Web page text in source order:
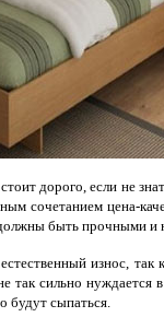
дорого, если не
сочетанием цена-
быть прочными и
износ, так
так сильно нуждается
будут сыпаться.